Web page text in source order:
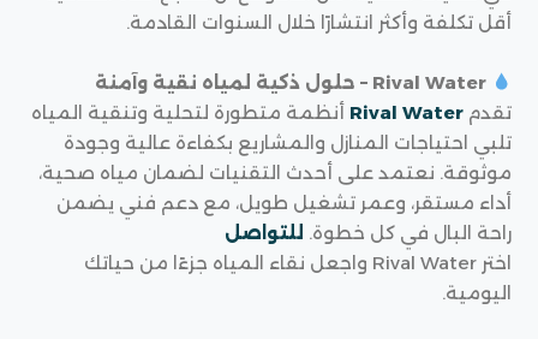
أقل تكلفة وأكثر انتشارًا خلال السنوات القادمة.
Rival Water – حلول ذكية لمياه نقية وآمنة
تقدمRival Water أنظمة متطورة لتحلية وتنقية المياه
تلبي احتياجات المنازل والمشاريع بكفاءة عالية وجودة
موثوقة. نعتمد على أحدث التقنيات لضمان مياه صحية،
أداء مستقر، وعمر تشغيل طويل، مع دعم فني يضمن
راحة البال في كل خطوة. للتواصل
اختر Rival Water واجعل نقاء المياه جزءًا من حياتك
اليومية.